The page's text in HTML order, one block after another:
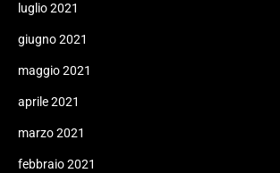
luglio 2021
giugno 2021
maggio 2021
aprile 2021
marzo 2021
febbraio 2021